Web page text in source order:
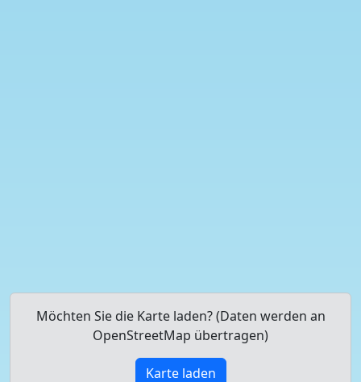
Möchten Sie die Karte laden? (Daten werden an
OpenStreetMap übertragen)
Karte laden